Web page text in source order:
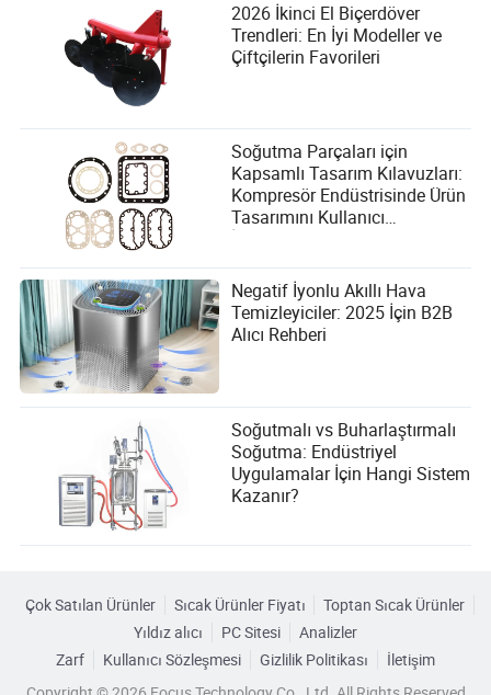
2026 İkinci El Biçerdöver
Trendleri: En İyi Modeller ve
Çiftçilerin Favorileri
Soğutma Parçaları için
Kapsamlı Tasarım Kılavuzları:
Kompresör Endüstrisinde Ürün
Tasarımını Kullanıcı
Getirme
Negatif İyonlu Akıllı Hava
Temizleyiciler: 2025 İçin B2B
Alıcı Rehberi
Soğutmalı vs Buharlaştırmalı
Soğutma: Endüstriyel
Uygulamalar İçin Hangi Sistem
Kazanır?
Çok Satılan Ürünler Sıcak Ürünler Fiyatı
Toptan Sıcak Ürünler
Yıldız alıcı
PC Sitesi
Analizler
Zarf
Kullanıcı Sözleşmesi Gizlilik Politikası
İletişim